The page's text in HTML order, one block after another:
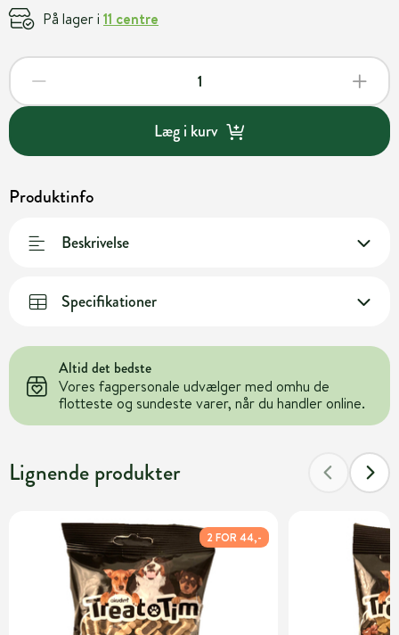
På lager i 11 centre
Læg i kurv
Produktinfo
Beskrivelse
Specifikationer
Altid det bedste
Vores fagpersonale udvælger med omhu de
flotteste og sundeste varer, når du handler online.
Lignende produkter
2 FOR 44,-